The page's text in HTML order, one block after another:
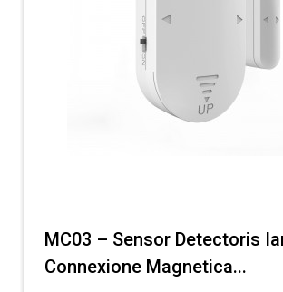
MC03 – Sensor Detectoris
Connexione Magnetica...